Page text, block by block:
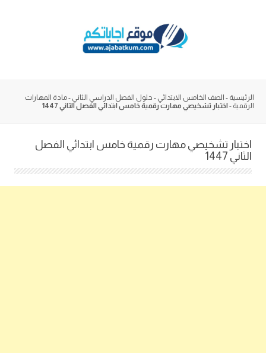
الرئيسية - الصف الخامس الابتدائي - حلول الفصل الدراسي الثاني -مادة المهارات
الرقمية - اختبار تشخيصي مهارت رقمية خامس ابتدائي الفصل الثاني 1447
اختبار تشخيصي مهارت رقمية خامس ابتدائي الفصل
الثاني 1447